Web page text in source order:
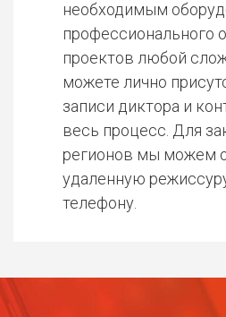
необходимым
профессионального
проектов любой
можете лично
записи диктора и
весь процесс. Для
регионов мы можем
удаленную
телефону.